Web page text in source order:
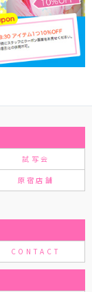
試写会
原宿店舗
CONTACT